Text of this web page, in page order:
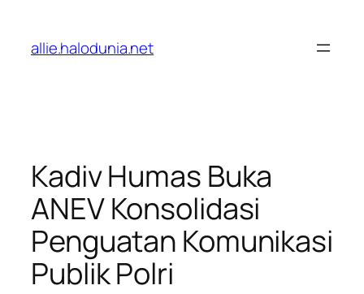
konten
allie.halodunia.net
Kadiv Humas Buka
ANEV Konsolidasi
Penguatan Komunikasi
Publik Polri